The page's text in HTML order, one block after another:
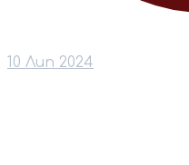
10 Лип 2024